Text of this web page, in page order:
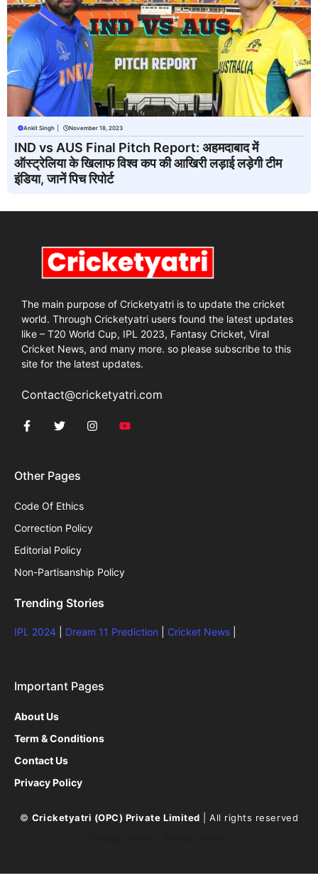
Ankit Singh November 18, 2023
IND vs AUS Final Pitch Report: अहमदाबाद में
ऑस्ट्रेलिया के खिलाफ विश्व कप की आखिरी लड़ाई लड़ेगी टीम
इंडिया, जानें पिच रिपोर्ट
The main purpose of Cricketyatri is to update the cricket
world. Through Cricketyatri users found the latest updates
like – T20 World Cup, IPL 2023, Fantasy Cricket, Viral
Cricket News, and many more. so please subscribe to this
site for the latest updates.
Contact@cricketyatri.com
Other Pages
Code Of Ethics
Correction Policy
Editorial Policy
Non-Partisanship Policy
Trending Stories
IPL 2024 Dream 11 Prediction Cricket News
Important Pages
About Us
Term & Conditions
Contact Us
Privacy Policy
© Cricketyatri (OPC) Private Limited | All rights reserved